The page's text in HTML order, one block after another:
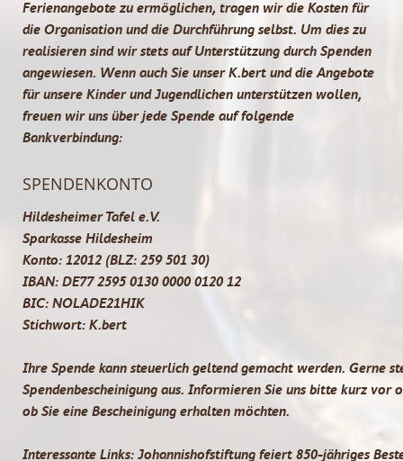
Ferienangebote zu ermöglichen, tragen wir die Kosten für
die Organisation und die Durchführung selbst. Um dies zu
realisieren sind wir stets auf Unterstützung durch Spenden
angewiesen. Wenn auch Sie unser K.bert und die Angebote
für unsere Kinder und Jugendlichen unterstützen wollen,
freuen wir uns über jede Spende auf folgende
Bankverbindung:
SPENDENKONTO
Hildesheimer Tafel e.V.
Sparkasse Hildesheim
Konto: 12012 (BLZ: 259 501 30)
IBAN: DE77 2595 0130 0000 0120 12
BIC: NOLADE21HIK
Stichwort: K.bert
Ihre Spende kann steuerlich geltend gemacht werden. Gerne
Spendenbescheinigung aus. Informieren Sie uns bitte kurz vor
ob Sie eine Bescheinigung erhalten möchten.
Interessante Links: Johannishofstiftung feiert 850-jähriges